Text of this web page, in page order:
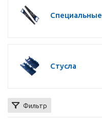
Специальные
Стусла
Фильтр